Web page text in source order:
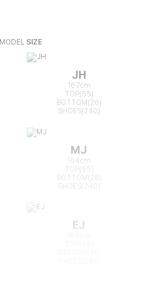
MODEL SIZE
JH
167cm
TOP(55)
BOTTOM(26)
SHOES(240)
MJ
164cm
TOP(55)
BOTTOM(26)
EJ